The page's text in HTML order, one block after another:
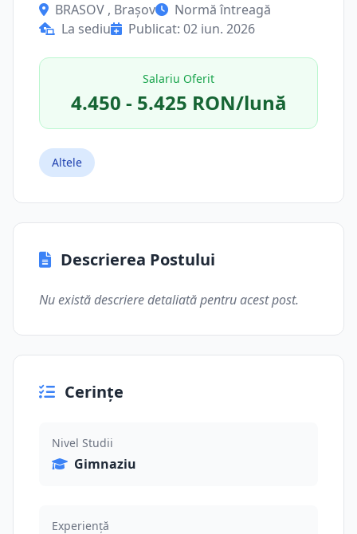
BRASOV , Brașov
Normă întreagă
La sediu
Publicat: 02 iun. 2026
Salariu Oferit
4.450 - 5.425 RON/lună
Altele
Descrierea Postului
Nu există descriere detaliată pentru acest post.
Cerințe
Nivel Studii
Gimnaziu
Experiență